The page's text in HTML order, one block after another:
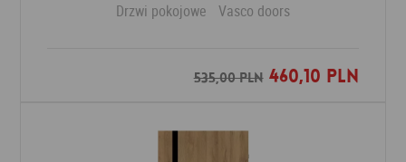
Drzwi pokojowe Vasco doors
535,00 PLN460,10 PLN
Dodaj do ulubionych